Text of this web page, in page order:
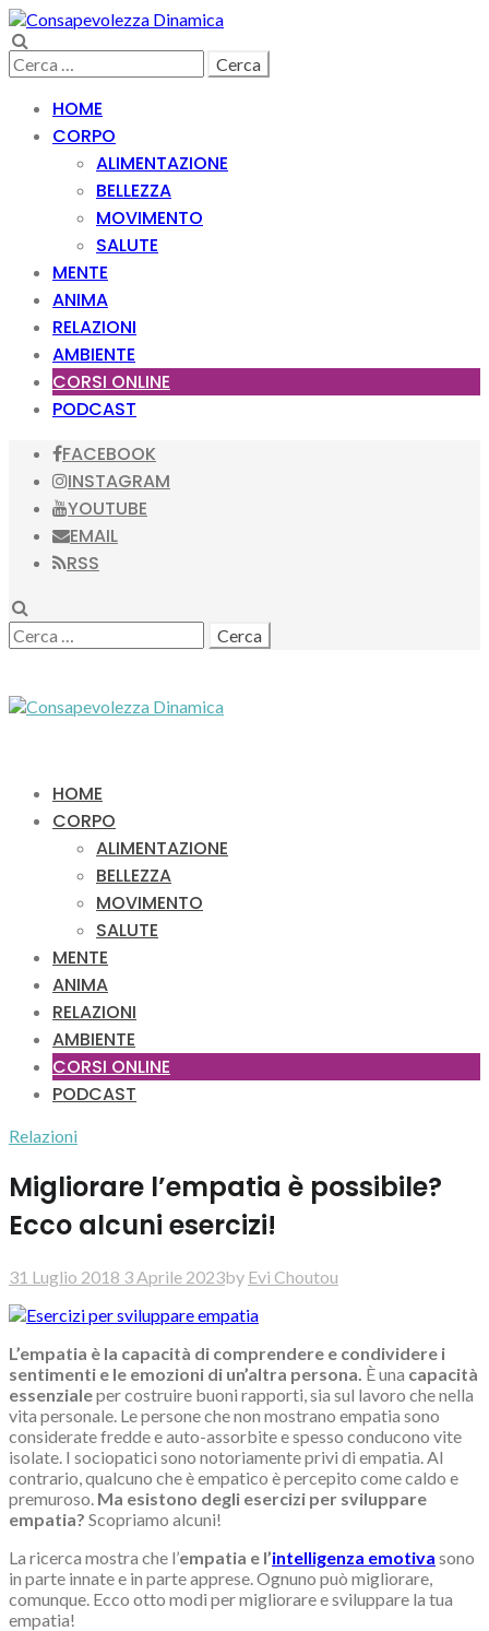
Skip
to
navigation
Skip
to
content
Ricerca
per:
HOME
CORPO
ALIMENTAZIONE
BELLEZZA
MOVIMENTO
SALUTE
MENTE
ANIMA
RELAZIONI
AMBIENTE
CORSI ONLINE
PODCAST
FACEBOOK
INSTAGRAM
YOUTUBE
EMAIL
RSS
RICERCA
HOME
CORPO
ALIMENTAZIONE
BELLEZZA
MOVIMENTO
SALUTE
MENTE
ANIMA
RELAZIONI
AMBIENTE
CORSI ONLINE
PODCAST
Relazioni
Migliorare l’empatia è possibile?
Ecco alcuni esercizi!
31 Luglio 2018 3 Aprile 2023by Evi Choutou
L’empatia è la capacità di comprendere e condividere i
sentimenti e le emozioni di un’altra persona. È una capacità
essenzialeper costruire buoni rapporti, sia sul lavoro che nella
vita personale. Le persone che non mostrano empatia sono
considerate fredde e auto-assorbite e spesso conducono vite
isolate. I sociopatici sono notoriamente privi di empatia. Al
contrario, qualcuno che è empatico è percepito come caldo e
premuroso. Ma esistono degli esercizi per sviluppare
empatia? Scopriamo alcuni!
La ricerca mostra che l’empatia e l’intelligenza emotiva sono
in parte innate e in parte apprese. Ognuno può migliorare,
comunque. Ecco otto modi per migliorare e sviluppare la tua
empatia!